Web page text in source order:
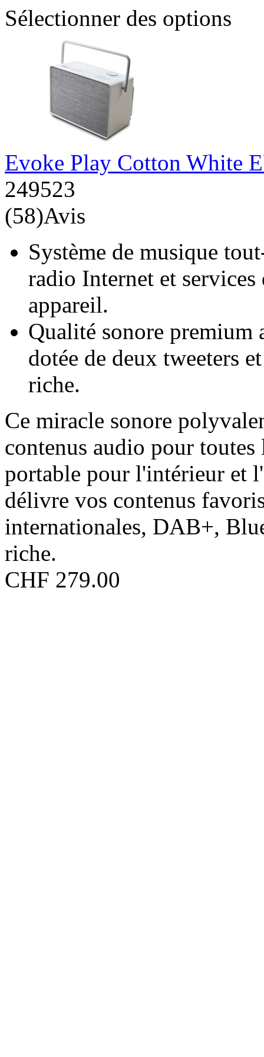
Sélectionner des options
Evoke Play Cotton White
249523
(58)Avis
Système de musique
radio Internet et services
appareil.
Qualité sonore premium
dotée de deux tweeters
riche.
Ce miracle sonore
contenus audio pour
portable pour l'intérieur et
délivre vos contenus
internationales, DAB+,
riche.
CHF 279.00